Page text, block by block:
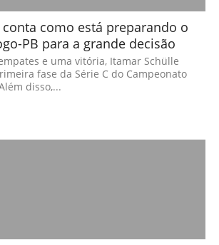
como está preparando o
PB para a grande decisão
e uma vitória, Itamar Schülle
fase da Série C do Campeonato
disso,...